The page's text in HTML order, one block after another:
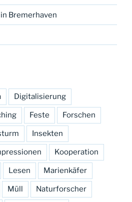
Bremerhaven
Digitalisierung
Feste Forschen
Insekten
Kooperation
Lesen Marienkäfer
Müll Naturforscher